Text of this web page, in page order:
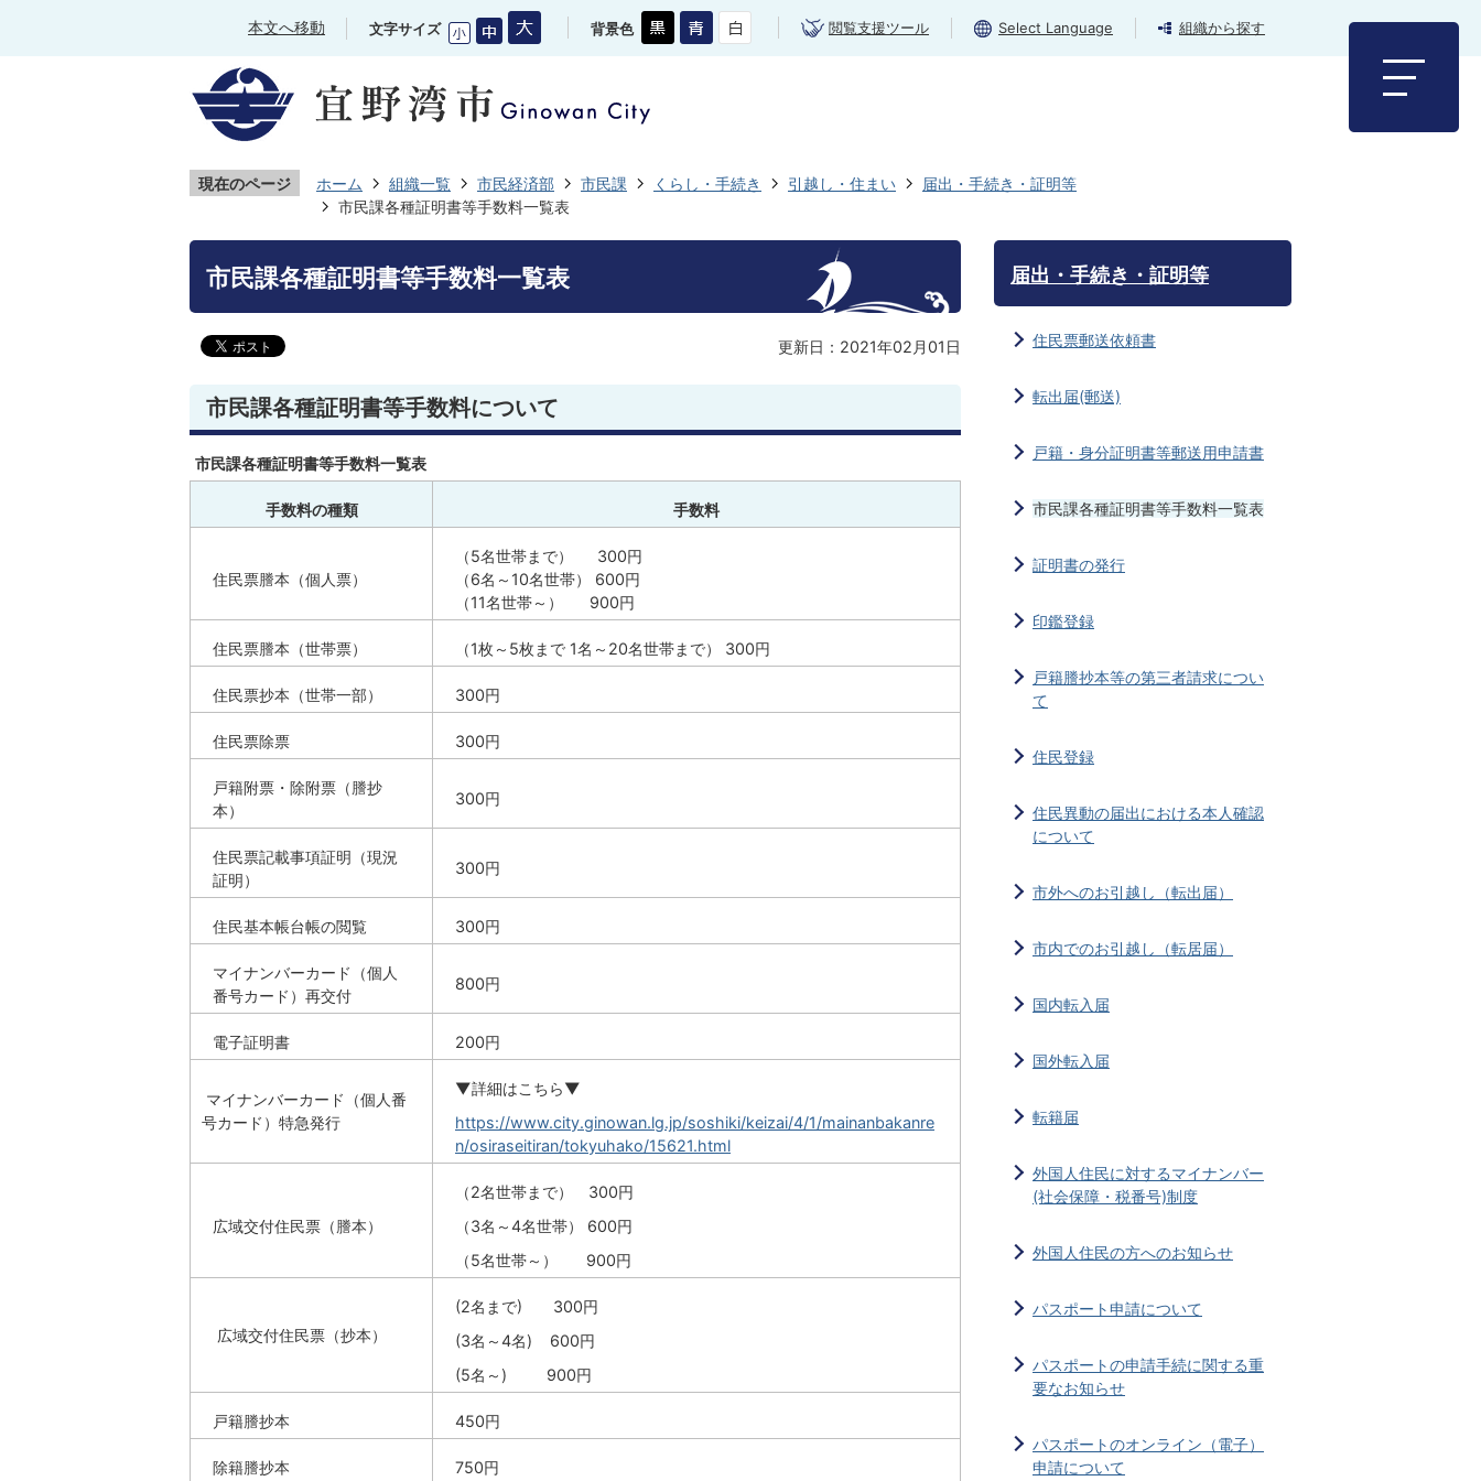
本文へ移動 文字サイズ 背景色 閲覧支援ツール Select Language 組織から探す
現在のページ ホーム 組織一覧 市民経済部 市民課 くらし・手続き 引越し・住まい
届出・手続き・証明等
市民課各種証明書等手数料一覧表
市民課各種証明書等手数料一覧表
更新日：2021年02月01日
市民課各種証明書等手数料について
市民課各種証明書等手数料一覧表
手数料の種類 手数料
住民票謄本（個人票）
（5名世帯まで） 300円
（6名～10名世帯） 600円
（11名世帯～） 900円
住民票謄本（世帯票） （1枚～5枚まで 1名～20名世帯まで） 300円
住民票抄本（世帯一部） 300円
住民票除票 300円
戸籍附票・除附票（謄抄
本）
300円
住民票記載事項証明（現況
証明）
300円
住民基本帳台帳の閲覧 300円
マイナンバーカード（個人
番号カード）再交付
800円
電子証明書 200円
マイナンバーカード（個人番
号カード）特急発行
▼詳細はこちら▼
https://www.city.ginowan.lg.jp/soshiki/keizai/4/1/mainanbakanre
n/osiraseitiran/tokyuhako/15621.html
広域交付住民票（謄本）
（2名世帯まで） 300円
（3名～4名世帯） 600円
（5名世帯～） 900円
広域交付住民票（抄本）
(2名まで) 300円
(3名～4名) 600円
(5名～) 900円
戸籍謄抄本 450円
除籍謄抄本 750円
届出・手続き・証明等
住民票郵送依頼書
転出届(郵送)
戸籍・身分証明書等郵送用申請書
市民課各種証明書等手数料一覧表
証明書の発行
印鑑登録
戸籍謄抄本等の第三者請求につい
て
住民登録
住民異動の届出における本人確認
について
市外へのお引越し（転出届）
市内でのお引越し（転居届）
国内転入届
国外転入届
転籍届
外国人住民に対するマイナンバー
(社会保障・税番号)制度
外国人住民の方へのお知らせ
パスポート申請について
パスポートの申請手続に関する重
要なお知らせ
パスポートのオンライン（電子）
申請について